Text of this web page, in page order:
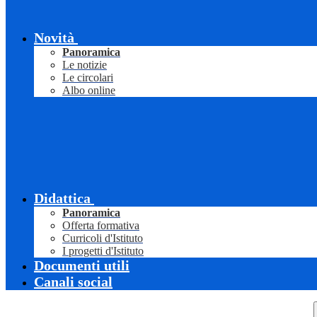
Novità
Panoramica
Le notizie
Le circolari
Albo online
Didattica
Panoramica
Offerta formativa
Curricoli d'Istituto
I progetti d'Istituto
Documenti utili
Canali social